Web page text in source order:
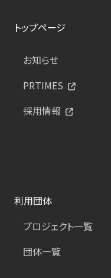
トップページ
お知らせ
PRTIMES
採用情報
利用団体
プロジェクト一覧
団体一覧